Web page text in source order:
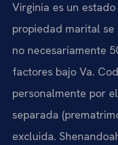
Virginia es un
propiedad marital
no necesariamente
factores bajo Va.
personalmente por
separada
excluida.